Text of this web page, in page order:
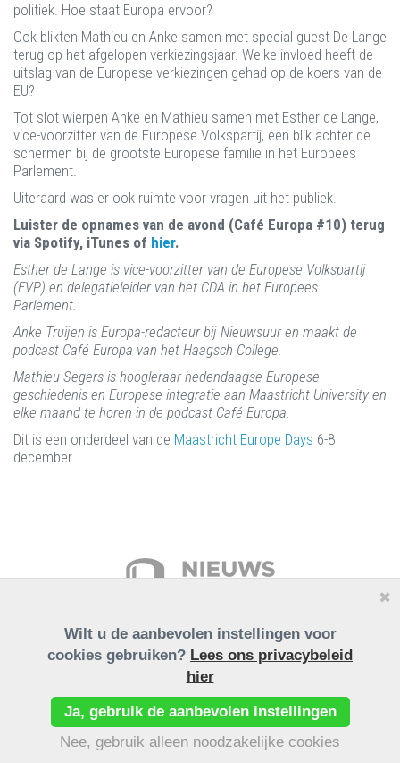
politiek. Hoe staat Europa ervoor?
Ook blikten Mathieu en Anke samen met special guest De Lange
terug op het afgelopen verkiezingsjaar. Welke invloed heeft de
uitslag van de Europese verkiezingen gehad op de koers van de
EU?
Tot slot wierpen Anke en Mathieu samen met Esther de Lange,
vice-voorzitter van de Europese Volkspartij, een blik achter de
schermen bij de grootste Europese familie in het Europees
Parlement.
Uiteraard was er ook ruimte voor vragen uit het publiek.
Luister de opnames van de avond (Café Europa #10) terug
via Spotify, iTunes of hier.
Esther de Lange is vice-voorzitter van de Europese Volkspartij
(EVP) en delegatieleider van het CDA in het Europees
Parlement.
Anke Truijen is Europa-redacteur bij Nieuwsuur en maakt de
podcast Café Europa van het Haagsch College.
Mathieu Segers is hoogleraar hedendaagse Europese
geschiedenis en Europese integratie aan Maastricht University en
elke maand te horen in de podcast Café Europa.
Dit is een onderdeel van de Maastricht Europe Days 6-8
december.
Wilt u de aanbevolen instellingen voor
cookies gebruiken? Lees ons privacybeleid
hier
Ja, gebruik de aanbevolen instellingen
Nee, gebruik alleen noodzakelijke cookies
✖